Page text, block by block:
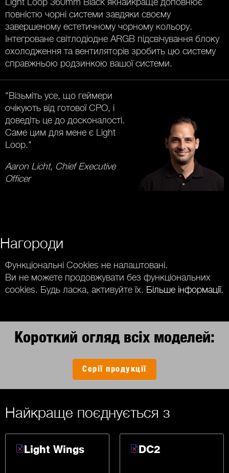
повністю чорні системи завдяки своєму
завершеному естетичному чорному кольору.
Інтегроване світлодіодне ARGB підсвічування блоку
охолодження та вентиляторів зробить цю систему
справжньою родзинкою вашої системи.
"Візьміть усе, що геймери
очікують від готової СРО, і
доведіть це до досконалості.
Саме цим для мене є Light
Loop."
Aaron Licht, Chief Executive
Officer
Нагороди
Функціональні Cookies не налаштовані.
Ви не можете продовжувати без функціональних
cookies. Будь ласка, активуйте їх. Більше інформації.
Короткий огляд всіх моделей:
Серії продукції
Найкраще поєднується з
Light Wings DC2